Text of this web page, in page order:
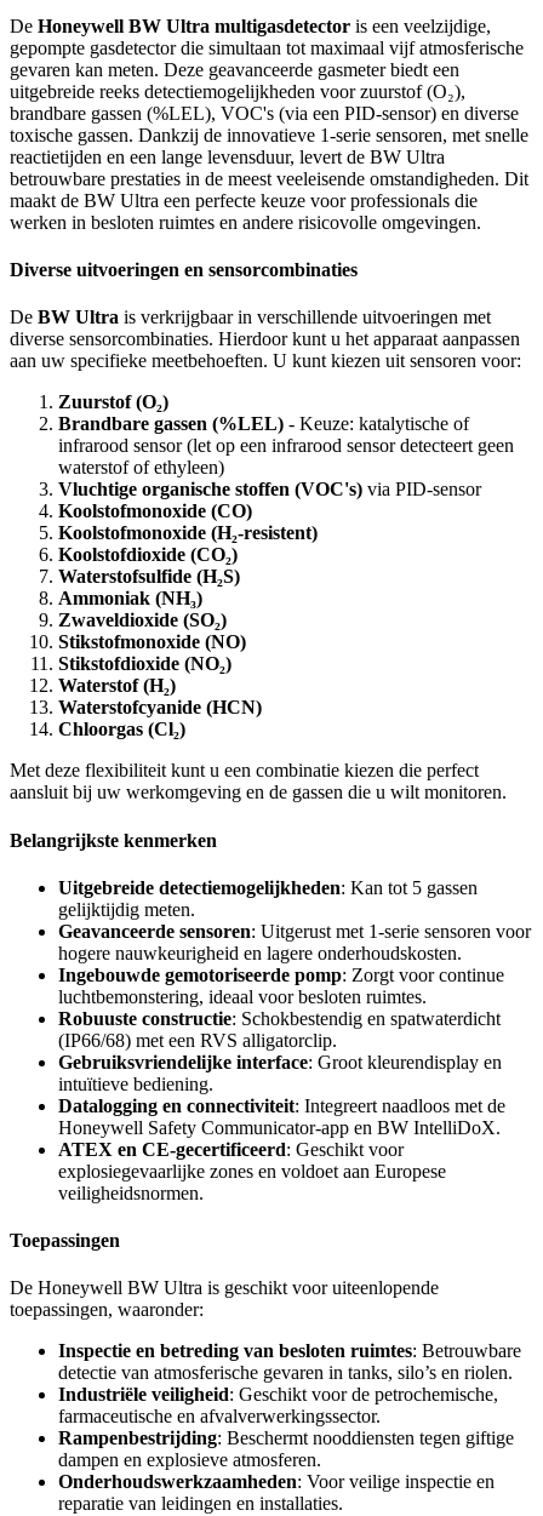
De Honeywell BW Ultra multigasdetector is een veelzijdige,
gepompte gasdetector die simultaan tot maximaal vijf atmosferische
gevaren kan meten. Deze geavanceerde gasmeter biedt een
uitgebreide reeks detectiemogelijkheden voor zuurstof (O₂),
brandbare gassen (%LEL), VOC's (via een PID-sensor) en diverse
toxische gassen. Dankzij de innovatieve 1-serie sensoren, met snelle
reactietijden en een lange levensduur, levert de BW Ultra
betrouwbare prestaties in de meest veeleisende omstandigheden. Dit
maakt de BW Ultra een perfecte keuze voor professionals die
werken in besloten ruimtes en andere risicovolle omgevingen.
Diverse uitvoeringen en sensorcombinaties
De BW Ultra is verkrijgbaar in verschillende uitvoeringen met
diverse sensorcombinaties. Hierdoor kunt u het apparaat aanpassen
aan uw specifieke meetbehoeften. U kunt kiezen uit sensoren voor:
Zuurstof (O₂)
Brandbare gassen (%LEL) - Keuze: katalytische of
infrarood sensor (let op een infrarood sensor detecteert geen
waterstof of ethyleen)
Vluchtige organische stoffen (VOC's) via PID-sensor
Koolstofmonoxide (CO)
Koolstofmonoxide (H₂-resistent)
Koolstofdioxide (CO₂)
Waterstofsulfide (H₂S)
Ammoniak (NH₃)
Zwaveldioxide (SO₂)
Stikstofmonoxide (NO)
Stikstofdioxide (NO₂)
Waterstof (H₂)
Waterstofcyanide (HCN)
Chloorgas (Cl₂)
Met deze flexibiliteit kunt u een combinatie kiezen die perfect
aansluit bij uw werkomgeving en de gassen die u wilt monitoren.
Belangrijkste kenmerken
Uitgebreide detectiemogelijkheden: Kan tot 5 gassen
gelijktijdig meten.
Geavanceerde sensoren: Uitgerust met 1-serie sensoren voor
hogere nauwkeurigheid en lagere onderhoudskosten.
Ingebouwde gemotoriseerde pomp: Zorgt voor continue
luchtbemonstering, ideaal voor besloten ruimtes.
Robuuste constructie: Schokbestendig en spatwaterdicht
(IP66/68) met een RVS alligatorclip.
Gebruiksvriendelijke interface: Groot kleurendisplay en
intuïtieve bediening.
Datalogging en connectiviteit: Integreert naadloos met de
Honeywell Safety Communicator-app en BW IntelliDoX.
ATEX en CE-gecertificeerd: Geschikt voor
explosiegevaarlijke zones en voldoet aan Europese
veiligheidsnormen.
Toepassingen
De Honeywell BW Ultra is geschikt voor uiteenlopende
toepassingen, waaronder:
Inspectie en betreding van besloten ruimtes: Betrouwbare
detectie van atmosferische gevaren in tanks, silo’s en riolen.
Industriële veiligheid: Geschikt voor de petrochemische,
farmaceutische en afvalverwerkingssector.
Rampenbestrijding: Beschermt nooddiensten tegen giftige
dampen en explosieve atmosferen.
Onderhoudswerkzaamheden: Voor veilige inspectie en
reparatie van leidingen en installaties.